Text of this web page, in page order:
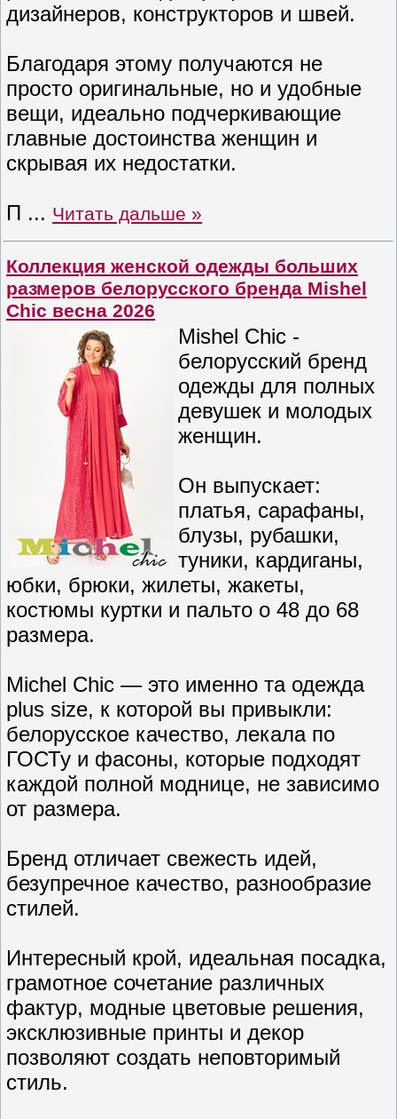
дизайнеров, конструкторов и швей.
Благодаря этому получаются не
просто оригинальные, но и удобные
вещи, идеально подчеркивающие
главные достоинства женщин и
скрывая их недостатки.
П ... Читать дальше »
Коллекция женской одежды больших
размеров белорусского бренда Mishel
Chic весна 2026
Mishel Chic -
белорусский бренд
одежды для полных
девушек и молодых
женщин.
Он выпускает:
платья, сарафаны,
блузы, рубашки,
туники, кардиганы,
юбки, брюки, жилеты, жакеты,
костюмы куртки и пальто о 48 до 68
размера.
Michel Chic — это именно та одежда
plus size, к которой вы привыкли:
белорусское качество, лекала по
ГОСТу и фасоны, которые подходят
каждой полной моднице, не зависимо
от размера.
Бренд отличает свежесть идей,
безупречное качество, разнообразие
стилей.
Интересный крой, идеальная посадка,
грамотное сочетание различных
фактур, модные цветовые решения,
эксклюзивные принты и декор
позволяют создать неповторимый
стиль.